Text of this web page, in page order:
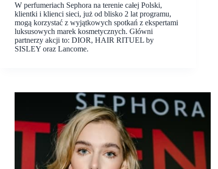
W perfumeriach Sephora na terenie całej Polski,
klientki i klienci sieci, już od blisko 2 lat programu,
mogą korzystać z wyjątkowych spotkań z ekspertami
luksusowych marek kosmetycznych. Główni
partnerzy akcji to: DIOR, HAIR RITUEL by
SISLEY oraz Lancome.